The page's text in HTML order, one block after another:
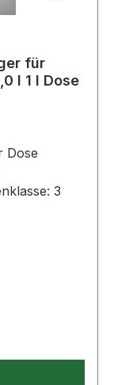
für
l 1 l Dose
Dose
3